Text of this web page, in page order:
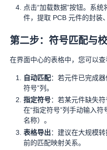
点击“加载数据”按钮。系
件，提取 PCB 元件的封装
第二步：符号匹配与
在界面中心的表格中，您可以查
自动匹配：若元件已完成
符号”列。
指定符号：若某元件缺失
在“指定符号”列手动输入
名称）。
表格导出：建议在大规模
前的匹配映射关系。